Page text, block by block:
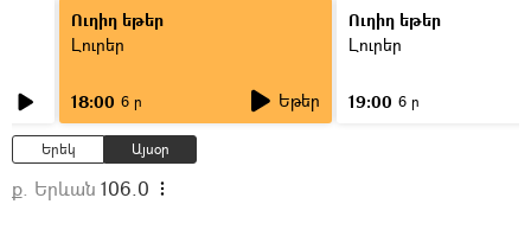
Ուղիղ եթեր
Լուրեր
18:00 6 ր Եթեր
Ուղիղ եթեր
Լուրեր
19:00 6 ր
Երեկ Այսօր
ք. Երևան 106.0